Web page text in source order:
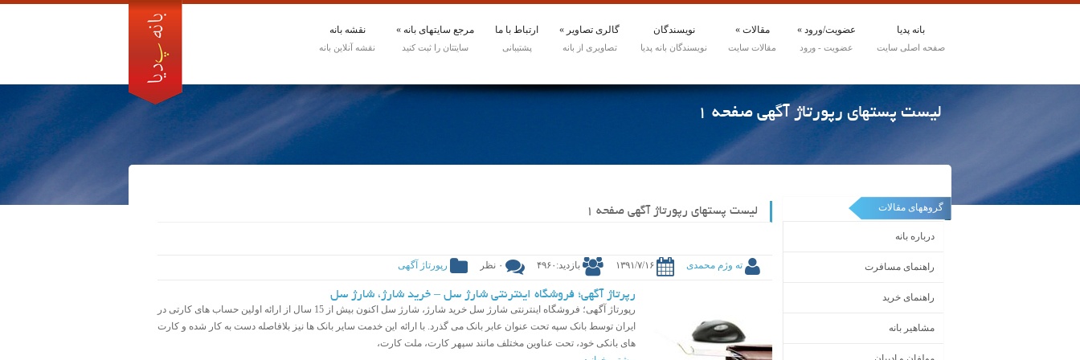
بانه پدیا عضویت/ورود » مقالات » نویسندگان گالری تصاویر » ارتباط با ما مرجع سایتهای بانه » نقشه بانه
لیست پستهای رپورتاژ آگهی صفحه 1
گروههای مقالات
درباره بانه
راهنمای مسافرت
راهنمای خرید
مشاهیر بانه
لیست پستهای رپورتاژ آگهی صفحه 1
ته وژم محمدی ۱۳۹۱/۷/۱۶ بازدید:۴۹۶۰ ۰ نظر رپورتاژ آگهی
رپرتاژ آگهی؛ فروشگاه اینترنتی شارژ سل – خرید شارژ، شارژ سل
رپورتاژ آگهی؛ فروشگاه اینترنتی شارژ سل خرید شارژ، شارژ سل اکنون بیش از 15 سال از ارائه اولین حساب های کارتی در
ایران توسط بانک سپه تحت عنوان عابر بانک می گذرد. با ارائه این خدمت سایر بانک ها نیز بلافاصله دست به کار شده و کارت
های بانکی خود، تحت عناوین مختلف مانند سپهر کارت، ملت کارت،